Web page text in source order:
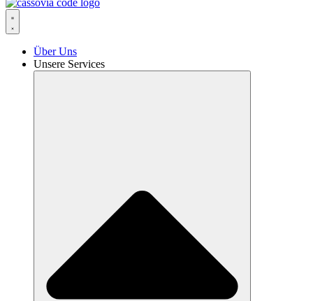
Über Uns
Unsere Services